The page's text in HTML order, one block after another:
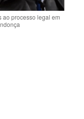
ao processo legal em